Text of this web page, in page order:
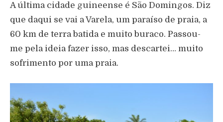
A última cidade guineense é São Domingos. Diz
que daqui se vai a Varela, um paraíso de praia, a
60 km de terra batida e muito buraco. Passou-
me pela ideia fazer isso, mas descartei… muito
sofrimento por uma praia.